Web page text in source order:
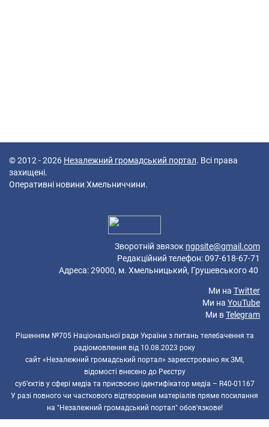
© 2012 - 2026 Незалежний громадський портал. Всі права
захищені.
Оперативні новини Хмельниччини.
Зворотній звязок ngpsite@gmail.com
Редакційний телефон: 097-618-67-71
Адреса: 29000, м. Хмельницький, Грушевського 40
Ми на Twitter
Ми на YouTube
Ми вTelegram
Рішенням №705 Національної ради України з питань телебачення та
радіомовлення від 10.08.2023 року
сайт «Незалежний громадський портал» зареєстровано як ЗМІ,
відомості внесено до Реєстру
суб’єктів у сфері медіа та присвоєно ідентифікатор медіа – R40-01167
У разі повного чи часткового відтворення матеріалів пряме посилання
на "Незалежний громадський портал" обов'язкове!